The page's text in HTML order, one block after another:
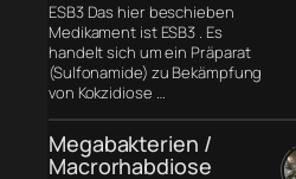
ESB3 Das hier beschieben
Medikament ist ESB3 . Es
handelt sich um ein Präparat
(Sulfonamide) zu Bekämpfung
von Kokzidiose …
Megabakterien /
Macrorhabdiose